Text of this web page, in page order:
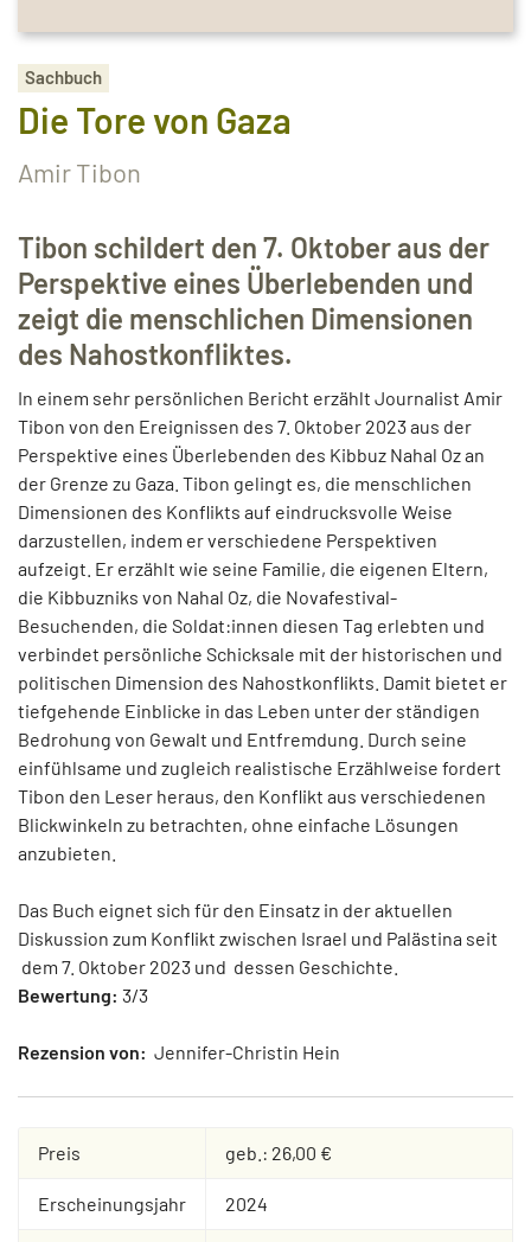
Sachbuch
Die Tore von Gaza
Amir Tibon
Tibon schildert den 7. Oktober aus der
Perspektive eines Überlebenden und
zeigt die menschlichen Dimensionen
des Nahostkonfliktes.
In einem sehr persönlichen Bericht erzählt Journalist Amir
Tibon von den Ereignissen des 7. Oktober 2023 aus der
Perspektive eines Überlebenden des Kibbuz Nahal Oz an
der Grenze zu Gaza. Tibon gelingt es, die menschlichen
Dimensionen des Konflikts auf eindrucksvolle Weise
darzustellen, indem er verschiedene Perspektiven
aufzeigt. Er erzählt wie seine Familie, die eigenen Eltern,
die Kibbuzniks von Nahal Oz, die Novafestival-
Besuchenden, die Soldat:innen diesen Tag erlebten und
verbindet persönliche Schicksale mit der historischen und
politischen Dimension des Nahostkonflikts. Damit bietet er
tiefgehende Einblicke in das Leben unter der ständigen
Bedrohung von Gewalt und Entfremdung. Durch seine
einfühlsame und zugleich realistische Erzählweise fordert
Tibon den Leser heraus, den Konflikt aus verschiedenen
Blickwinkeln zu betrachten, ohne einfache Lösungen
anzubieten.
Das Buch eignet sich für den Einsatz in der aktuellen
Diskussion zum Konflikt zwischen Israel und Palästina seit
dem 7. Oktober 2023 und dessen Geschichte.
Bewertung: 3/3
Rezension von: Jennifer-Christin Hein
Preis geb.: 26,00 €
Erscheinungsjahr 2024